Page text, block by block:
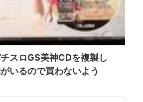
チスロGS美神CDを複製し
いるので買わないよう